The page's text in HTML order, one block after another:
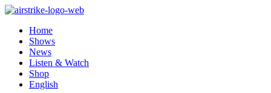
Zum
wechselnHome
Shows
News
Listen & Watch
Shop
English